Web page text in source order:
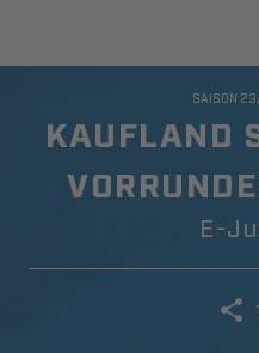
KAUFLAND
E-
SAISON